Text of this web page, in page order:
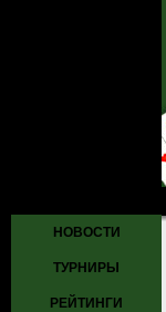
НОВОСТИ
ТУРНИРЫ
РЕЙТИНГИ